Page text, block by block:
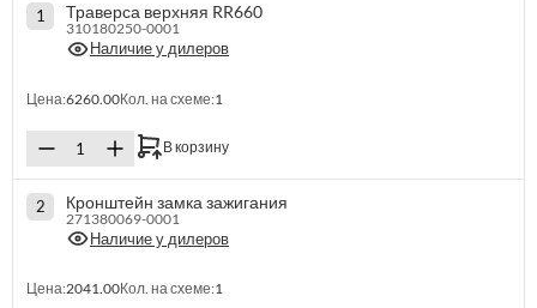
1 Траверса верхняя RR660
310180250-0001
Наличие у дилеров
Цена:6260.00Кол. на схеме:1
В корзину
2 Кронштейн замка зажигания
271380069-0001
Наличие у дилеров
Цена:2041.00Кол. на схеме:1